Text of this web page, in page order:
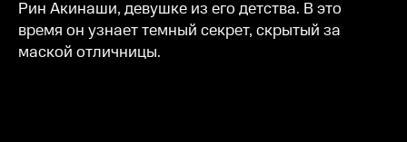
Рин Акинаши, девушке из его детства. В это
время он узнает темный секрет, скрытый за
маской отличницы.